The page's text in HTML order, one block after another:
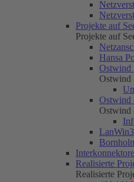
Projekte auf
Projekte auf
Hansa
Ostwind
Ostwind
Ostwind
Ostwind
LanWin3
Realisierte
Realisierte